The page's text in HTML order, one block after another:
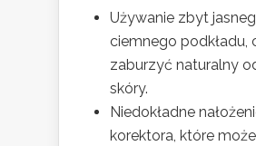
Używanie zbyt
ciemnego podkładu,
zaburzyć naturalny
skóry.
Niedokładne
korektora, które może